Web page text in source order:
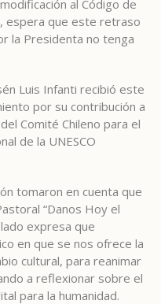
al Código de
espera que este retraso
la Presidenta no tenga
Luis Infanti recibió este
por su contribución a
Comité Chileno para el
de la UNESCO
tomaron en cuenta que
“Danos Hoy el
expresa que
en que se nos ofrece la
cultural, para reanimar
a reflexionar sobre el
para la humanidad.